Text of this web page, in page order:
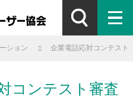
ション 企業電話応対コンテスト
コンテスト審査